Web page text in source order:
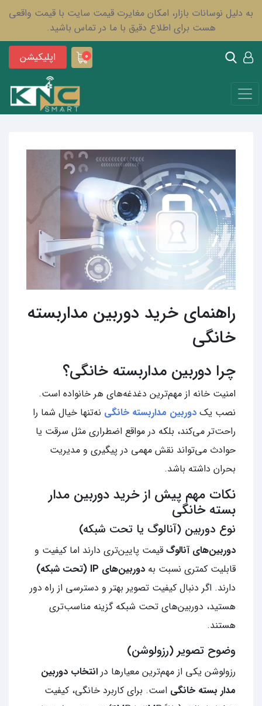
به دلیل نوسانات بازار، امکان مغایرت قیمت سایت با قیمت واقعی
هست برای اطلاع دقیق با ما در تماس باشید.
0 اپلیکیشن
راهنمای خرید دوربین مداربسته
خانگی
چرا دوربین مداربسته خانگی؟
امنیت خانه از مهم‌ترین دغدغه‌های هر خانواده است.
نصب یک دوربین مداربسته خانگی نه‌تنها خیال شما را
راحت‌تر می‌کند، بلکه در مواقع اضطراری مثل سرقت یا
حوادث می‌تواند نقش مهمی در پیگیری و مدیریت
بحران داشته باشد.
نکات مهم پیش از خرید دوربین مدار
بسته خانگی
نوع دوربین (آنالوگ یا تحت شبکه)
دوربین‌های آنالوگ قیمت پایین‌تری دارند اما کیفیت و
قابلیت کمتری نسبت به دوربین‌های IP (تحت شبکه)
دارند. اگر دنبال کیفیت تصویر بهتر و دسترسی از راه دور
هستید، دوربین‌های تحت شبکه گزینه مناسب‌تری
هستند.
وضوح تصویر (رزولوشن)
رزولوشن یکی از مهم‌ترین معیارها در انتخاب دوربین
مدار بسته خانگی است. برای کاربرد خانگی، کیفیت